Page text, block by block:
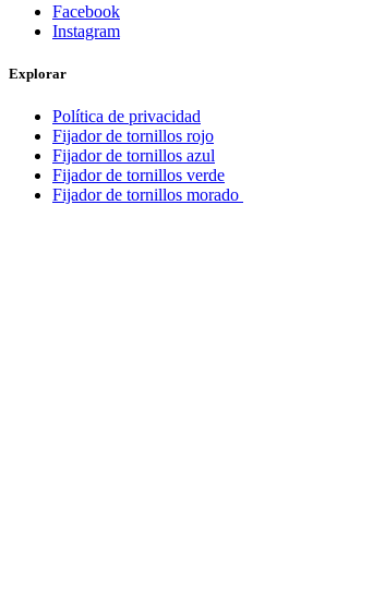
Facebook
Instagram
Explorar
Política de privacidad
Fijador de tornillos rojo
Fijador de tornillos azul
Fijador de tornillos verde
Fijador de tornillos morado